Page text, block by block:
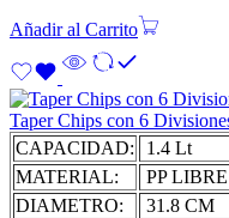
Añadir al Carrito
Taper Chips con 6
CAPACIDAD:
1.4 Lt
MATERIAL:
PP
DIAMETRO:
31.8 CM